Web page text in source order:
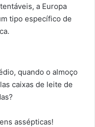
a Europa
tipo específico de
quando o almoço
caixas de leite de
assépticas!